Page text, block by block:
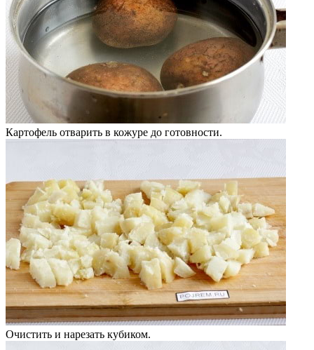
Картофель отварить в кожуре до готовности.
Очистить и нарезать кубиком.